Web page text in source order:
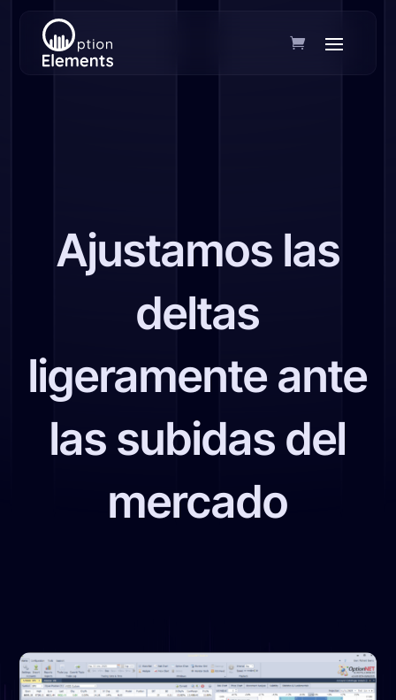
Ajustamos las
deltas
ligeramente ante
las subidas del
mercado